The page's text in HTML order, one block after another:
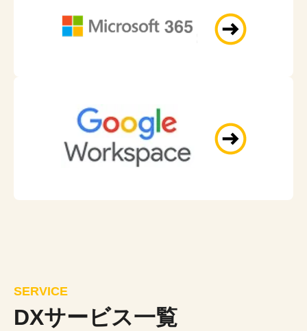
SERVICE
DXサービス一覧